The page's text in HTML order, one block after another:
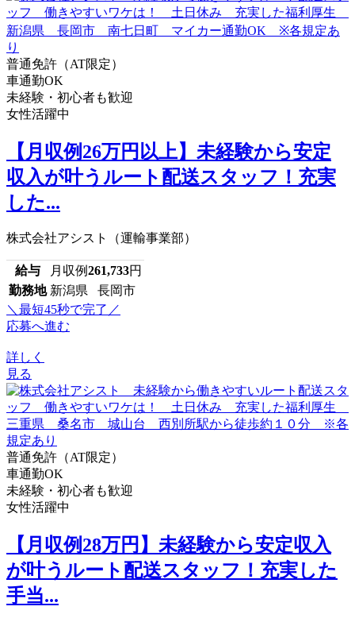
普通免許（AT限定）
車通勤OK
未経験・初心者も歓迎
女性活躍中
【月収例26万円以上】未経験から安定
収入が叶うルート配送スタッフ！充実
した...
株式会社アシスト（運輸事業部）
給与 月収例261,733円
勤務地 新潟県 長岡市
＼最短45秒で完了／
応募へ進む
詳しく
見る
普通免許（AT限定）
車通勤OK
未経験・初心者も歓迎
女性活躍中
【月収例28万円】未経験から安定収入
が叶うルート配送スタッフ！充実した
手当...